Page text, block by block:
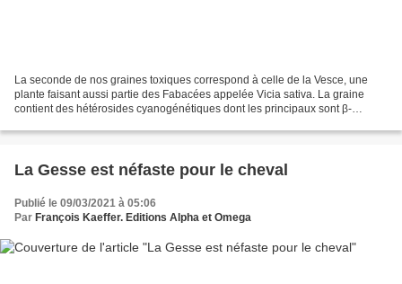
La seconde de nos graines toxiques correspond à celle de la Vesce, une
plante faisant aussi partie des Fabacées appelée Vicia sativa. La graine
contient des hétérosides cyanogénétiques dont les principaux sont β-
La Gesse est néfaste pour le cheval
Publié le 09/03/2021 à 05:06
Par François Kaeffer. Editions Alpha et Omega